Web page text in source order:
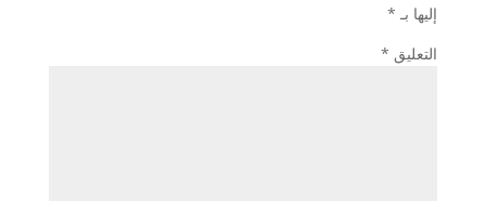
إليها بـ *
التعليق *